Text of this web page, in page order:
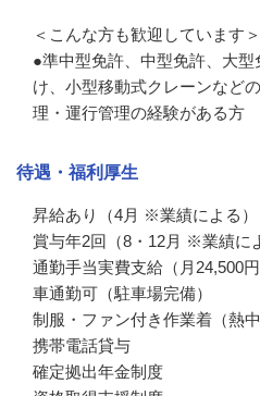
＜こんな方も歓迎しています＞
●準中型免許、中型免許、大
け、小型移動式クレーンなど
理・運行管理の経験がある方
待遇・福利厚生
昇給あり（4月 ※業績による）
賞与年2回（8・12月 ※業績に
通勤手当実費支給（月24,500円
車通勤可（駐車場完備）
制服・ファン付き作業着（熱
携帯電話貸与
確定拠出年金制度